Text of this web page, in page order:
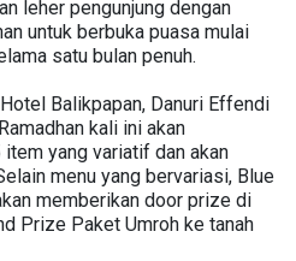
leher pengunjung dengan
untuk berbuka puasa mulai
satu bulan penuh.
Balikpapan, Danuri Effendi
kali ini akan
yang variatif dan akan
menu yang bervariasi, Blue
memberikan door prize di
Prize Paket Umroh ke tanah